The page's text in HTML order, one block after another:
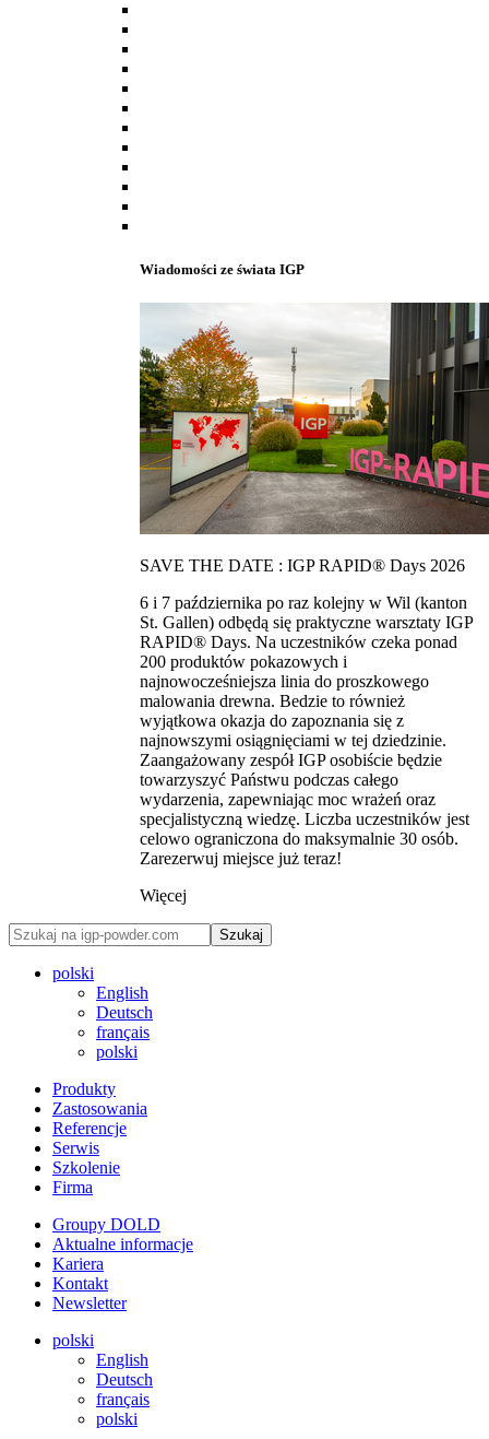
Wiadomości ze świata IGP
SAVE THE DATE : IGP RAPID® Days 2026
6 i 7 października po raz kolejny w Wil (kanton
St. Gallen) odbędą się praktyczne warsztaty IGP
RAPID® Days. Na uczestników czeka ponad
200 produktów pokazowych i
najnowocześniejsza linia do proszkowego
malowania drewna. Bedzie to również
wyjątkowa okazja do zapoznania się z
najnowszymi osiągnięciami w tej dziedzinie.
Zaangażowany zespół IGP osobiście będzie
towarzyszyć Państwu podczas całego
wydarzenia, zapewniając moc wrażeń oraz
specjalistyczną wiedzę. Liczba uczestników jest
celowo ograniczona do maksymalnie 30 osób.
Zarezerwuj miejsce już teraz!
Więcej
Szukaj
polski
English
Deutsch
français
polski
Produkty
Zastosowania
Referencje
Serwis
Szkolenie
Firma
Groupy DOLD
Aktualne informacje
Kariera
Kontakt
Newsletter
polski
English
Deutsch
français
polski